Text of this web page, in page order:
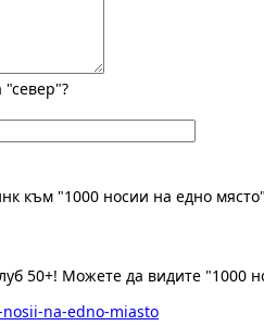
към "1000 носии на едно
50+! Можете да видите "1000
na-edno-miasto